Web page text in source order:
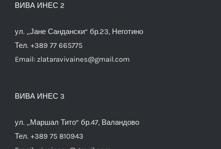
ВИВА ИНЕС 2
ул. „Јане Сандански“ бр.23, Неготино
Тел. +389 77 665775
Email: zlataravivaines@gmail.com
ВИВА ИНЕС 3
ул. „Маршал Тито“ бр.47, Валандово
Тел. +389 75 810943